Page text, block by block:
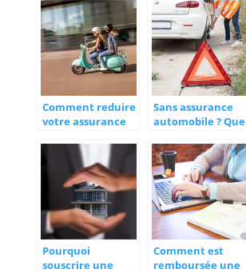
civile est un
élément
fondamental de
l’assurance
habitation ?
Comment reduire
votre assurance
Sans assurance
automobile ? Que
Pourquoi
souscrire une
Comment est
remboursée une